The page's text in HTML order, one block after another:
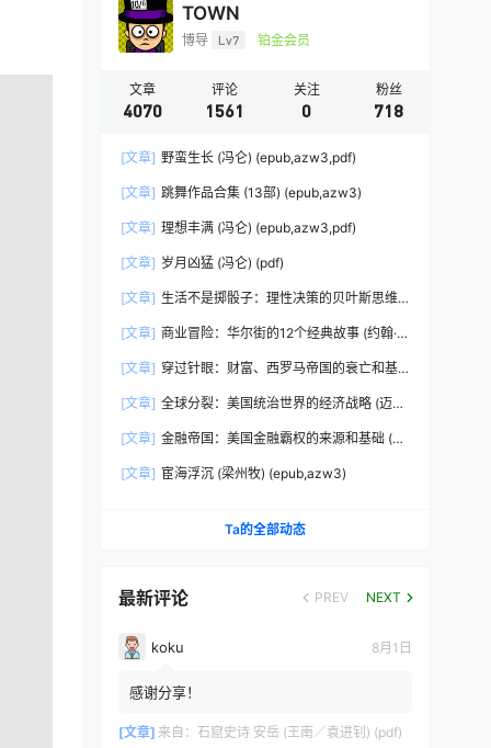
TOWN
博导 Lv7 铂金会员
文章
4070
评论
1561
关注
0
粉丝
718
[文章] 野蛮生长 (冯仑) (epub,azw3,pdf)
[文章] 跳舞作品合集 (13部) (epub,azw3)
[文章] 理想丰满 (冯仑) (epub,azw3,pdf)
[文章] 岁月凶猛 (冯仑) (pdf)
[文章] 生活不是掷骰子：理性决策的贝叶斯思维
[文章] 商业冒险：华尔街的12个经典故事 (约翰·布
[文章] 穿过针眼：财富、西罗马帝国的衰亡和基
(epub,azw3,pdf)
[文章] 全球分裂：美国统治世界的经济战略 (迈克
[文章] 金融帝国：美国金融霸权的来源和基础 (迈
[文章] 宦海浮沉 (梁州牧) (epub,azw3)
Ta的全部动态
最新评论 PREV NEXT
koku 8月1日
感谢分享！
[文章] 来自： 石窟史诗 安岳 (王南／袁进钊) (pdf)